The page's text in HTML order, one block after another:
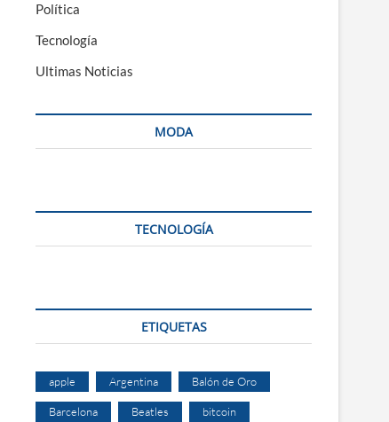
Política
Tecnología
Ultimas Noticias
MODA
TECNOLOGÍA
ETIQUETAS
apple Argentina Balón de Oro
Barcelona Beatles bitcoin